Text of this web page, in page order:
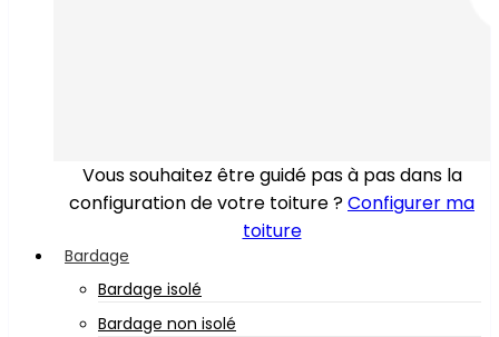
Vous souhaitez être guidé pas à pas dans la
configuration de votre toiture ?Configurer ma
toiture
Bardage
Bardage isolé
Bardage non isolé